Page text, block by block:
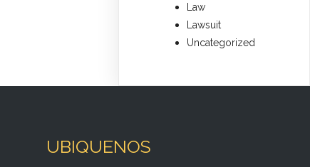
Law
Lawsuit
Uncategorized
UBIQUENOS